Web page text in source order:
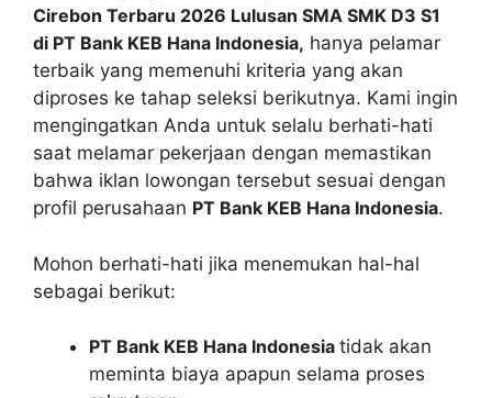
Cirebon Terbaru 2026 Lulusan SMA SMK D3 S1
di PT Bank KEB Hana Indonesia, hanya pelamar
terbaik yang memenuhi kriteria yang akan
diproses ke tahap seleksi berikutnya. Kami ingin
mengingatkan Anda untuk selalu berhati-hati
saat melamar pekerjaan dengan memastikan
bahwa iklan lowongan tersebut sesuai dengan
profil perusahaan PT Bank KEB Hana Indonesia.
Mohon berhati-hati jika menemukan hal-hal
sebagai berikut:
PT Bank KEB Hana Indonesia tidak akan
meminta biaya apapun selama proses